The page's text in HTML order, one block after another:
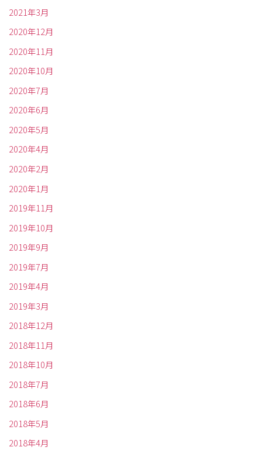
2021年3月
2020年12月
2020年11月
2020年10月
2020年7月
2020年6月
2020年5月
2020年4月
2020年2月
2020年1月
2019年11月
2019年10月
2019年9月
2019年7月
2019年4月
2019年3月
2018年12月
2018年11月
2018年10月
2018年7月
2018年6月
2018年5月
2018年4月